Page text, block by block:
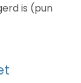
is (pun